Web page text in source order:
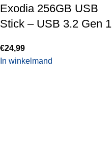
Exodia 256GB USB
Stick – USB 3.2 Gen 1
€24,99
In winkelmand